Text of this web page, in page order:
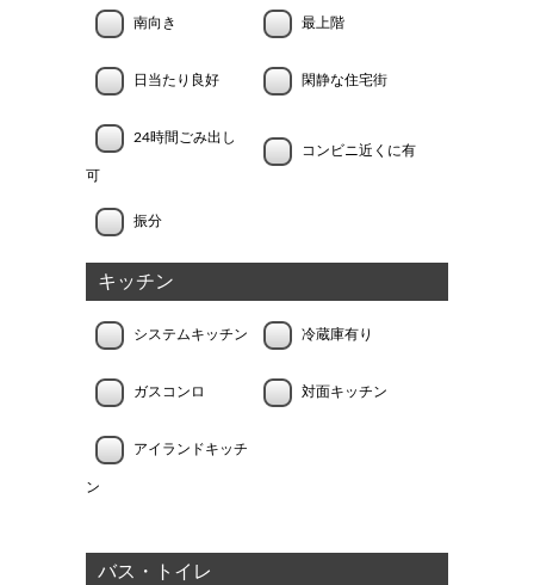
南向き 最上階
日当たり良好 閑静な住宅街
24時間ごみ出し
可
コンビニ近くに有
振分
キッチン
システムキッチン 冷蔵庫有り
ガスコンロ 対面キッチン
アイランドキッチ
ン
バス・トイレ